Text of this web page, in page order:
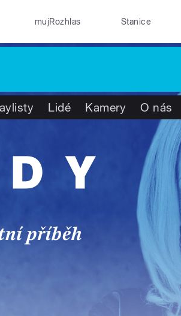
mujRozhlas Stanice
Lidé Kamery O nás